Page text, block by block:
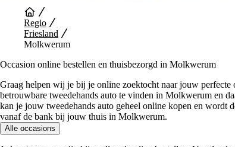
Regio
Friesland
Molkwerum
Occasion online bestellen en thuisbezorgd in Molkwerum
Graag helpen wij je bij je online zoektocht naar jouw
betrouwbare tweedehands auto te vinden in Molkwerum en
kan je jouw tweedehands auto geheel online kopen en
vanaf de bank bij jouw thuis in Molkwerum.
Alle occasions